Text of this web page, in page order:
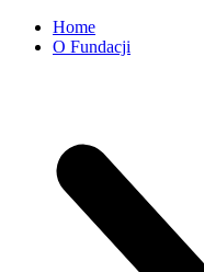
Home
O Fundacji